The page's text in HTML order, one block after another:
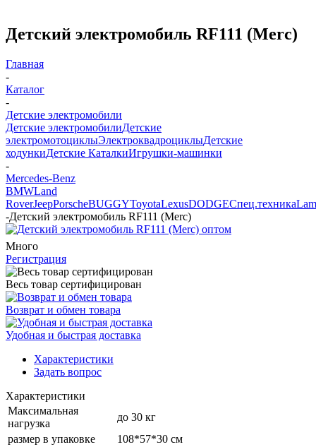
Детский электромобиль RF111 (Merc)
Главная
-
Каталог
-
Детские электромобили
Детские электромобилиДетские
электромотоциклыЭлектроквадроциклыДетские
ходункиДетские КаталкиИгрушки-машинки
-
Mercedes-Benz
BMWLand
RoverJeepPorscheBUGGYToyotaLexusDODGEСпец.техника
-Детский электромобиль RF111 (Merc)
Много
Регистрация
Весь товар сертифицирован
Возврат и обмен товара
Удобная и быстрая доставка
Характеристики
Задать вопрос
Характеристики
Максимальная
нагрузка
до 30 кг
размер в упаковке
108*57*30 см